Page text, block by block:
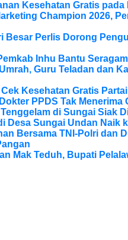
Kesehatan Gratis
Champion 2026,
Besar Perlis Dorong
Inhu Bantu
Guru Teladan dan
Kesehatan Gratis
PPDS Tak Menerima
di Sungai Siak
Desa Sungai Undan Naik
Bersama TNI-Polri dan
Mak Teduh, Bupati